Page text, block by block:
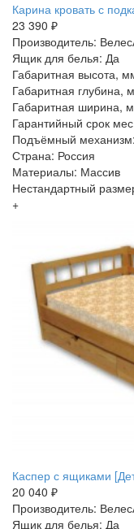
Карина кровать с
23 390 ₽
Производитель:
Ящик для белья: Да
Габаритная высота,
Габаритная глубина,
Габаритная ширина,
Гарантийный срок
Подъёмный механизм:
Страна: Россия
Материалы: Массив
Нестандартный
+
Каспер с ящиками
20 040 ₽
Производитель:
Ящик для белья: Да